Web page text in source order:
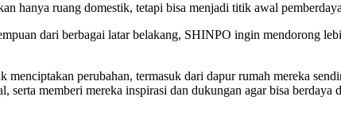
hanya ruang domestik, tetapi bisa menjadi titik awal
dari berbagai latar belakang, SHINPO ingin mendorong
menciptakan perubahan, termasuk dari dapur rumah mereka
memberi mereka inspirasi dan dukungan agar bisa